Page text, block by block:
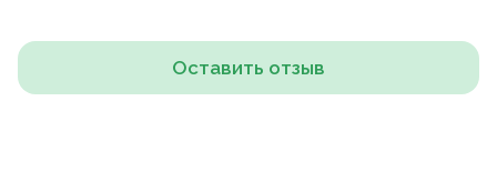
Оставить отзыв